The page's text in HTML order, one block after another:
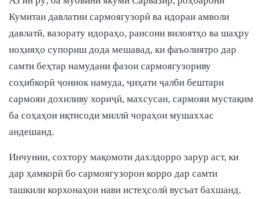
Кумитаи давлатии сармоягузорӣ ва идораи амволи
давлатӣ, вазорату идораҳо, раисони вилоятҳо ва шаҳру
ноҳияҳо супориш дода мешавад, ки фаъолиятро дар
самти беҳтар намудани фазои сармоягузориву
соҳибкорӣ ҷоннок намуда, ҷиҳати ҷалби бештари
сармояи дохиливу хориҷӣ, махсусан, сармояи мустақим
ба соҳаҳои иқтисоди миллӣ чораҳои мушаххас
андешанд.
Инчунин, сохтору мақомоти дахлдорро зарур аст, ки
дар ҳамкорӣ бо сармоягузорон корро дар самти
ташкили корхонаҳои нави истеҳсолӣ вусъат бахшанд.